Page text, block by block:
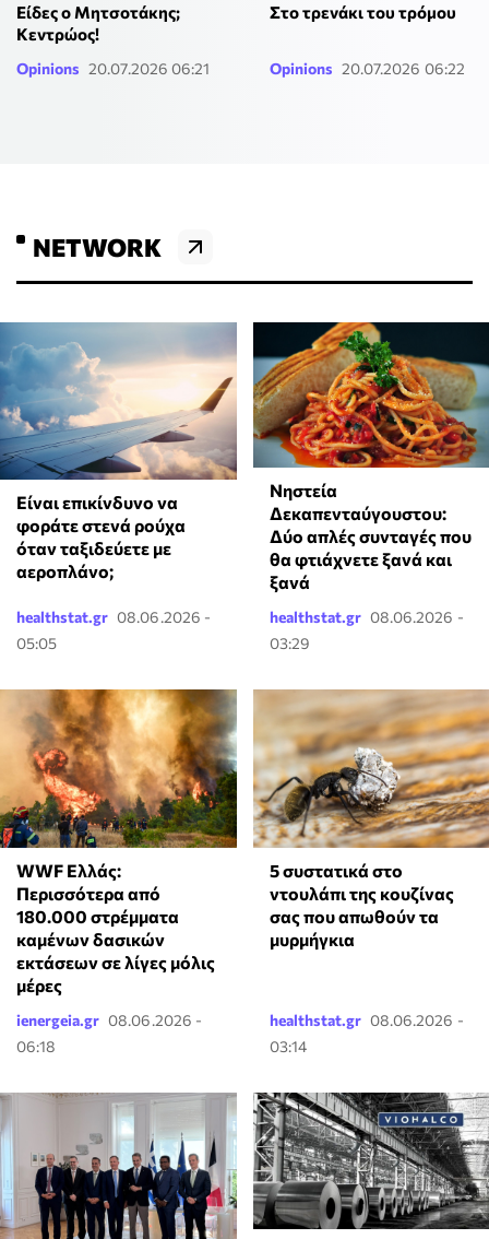
Είδες ο Μητσοτάκης;
Κεντρώος!
Opinions 20.07.2026 06:21
Στο τρενάκι του τρόμου
Opinions 20.07.2026 06:22
NETWORK
⁠Είναι επικίνδυνο να
φοράτε στενά ρούχα
όταν ταξιδεύετε με
αεροπλάνο;
healthstat.gr 08.06.2026 -
05:05
Νηστεία
Δεκαπενταύγουστου:
Δύο απλές συνταγές που
θα φτιάχνετε ξανά και
ξανά
healthstat.gr 08.06.2026 -
03:29
WWF Ελλάς:
Περισσότερα από
180.000 στρέμματα
καμένων δασικών
εκτάσεων σε λίγες μόλις
μέρες
ienergeia.gr 08.06.2026 -
06:18
⁠5 συστατικά στο
ντουλάπι της κουζίνας
σας που απωθούν τα
μυρμήγκια
healthstat.gr 08.06.2026 -
03:14